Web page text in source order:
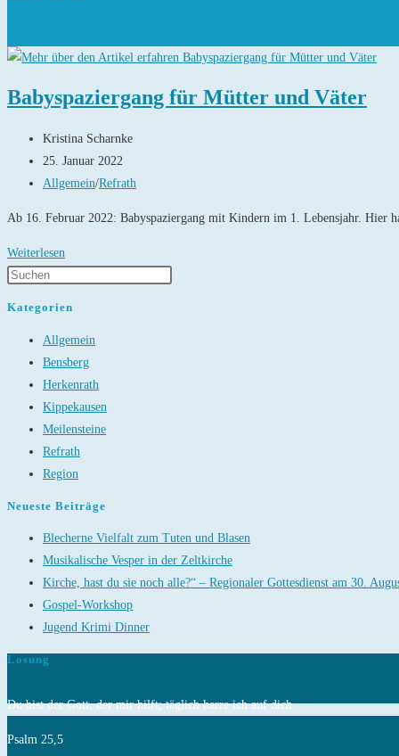
Babyspaziergang für Mütter und Väter
Beitrags-
Autor:
Kristina Scharnke
Beitrag
veröffentlicht:
25. Januar 2022
Beitrags-
Allgemein/Refrath
Ab 16. Februar 2022: Babyspaziergang mit Kindern im 1. Lebensjahr. Hier
Weiterlesen
Väter
Kategorien
Allgemein
Bensberg
Herkenrath
Kippekausen
Meilensteine
Refrath
Region
Neueste Beiträge
Blecherne Vielfalt zum Tuten und Blasen
Musikalische Vesper in der Zeltkirche
Kirche, hast du sie noch alle?“ – Regionaler Gottesdienst am 30.
Gospel-Workshop
Jugend Krimi Dinner
Losung
Du bist der Gott, der mir hilft; täglich harre ich auf dich.
Psalm 25,5